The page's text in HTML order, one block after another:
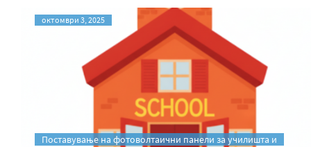
октомври 3, 2025
Поставување на фотоволтаични панели за училишта и